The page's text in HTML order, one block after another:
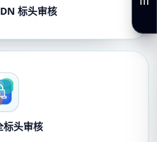
标头审核
标头审核